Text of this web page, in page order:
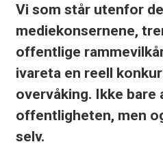
Vi som står utenfor
mediekonsernene,
offentlige
ivareta en reell
overvåking. Ikke bare
offentligheten, men
selv.